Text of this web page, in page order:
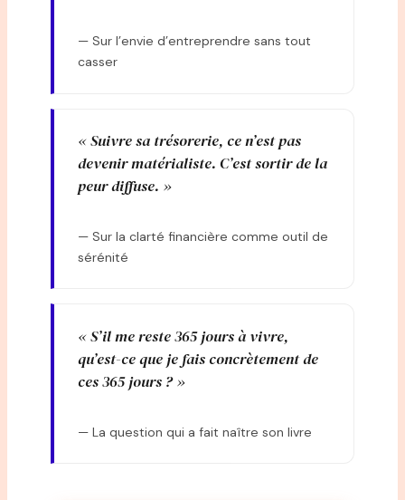
— Sur l’envie d’entreprendre sans tout
casser
« Suivre sa trésorerie, ce n’est pas
devenir matérialiste. C’est sortir de la
peur diffuse. »
— Sur la clarté financière comme outil de
sérénité
« S’il me reste 365 jours à vivre,
qu’est-ce que je fais concrètement de
ces 365 jours ? »
— La question qui a fait naître son livre